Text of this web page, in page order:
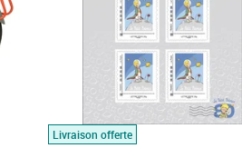
Livraison offerte